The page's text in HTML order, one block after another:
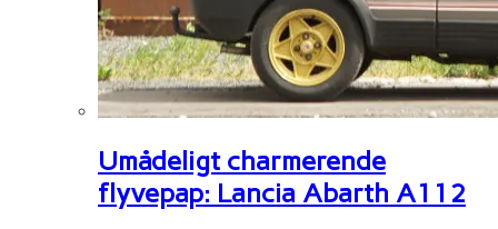
Umådeligt charmerende
flyvepap: Lancia Abarth A112